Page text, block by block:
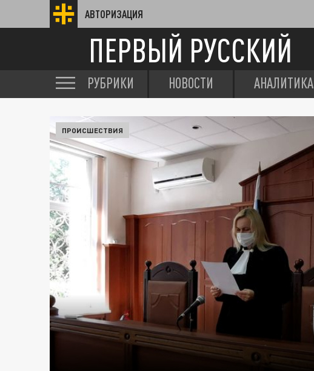
АВТОРИЗАЦИЯ
ПЕРВЫЙ РУССКИЙ
РУБРИКИ НОВОСТИ АНАЛИТИКА
ПРОИСШЕСТВИЯ